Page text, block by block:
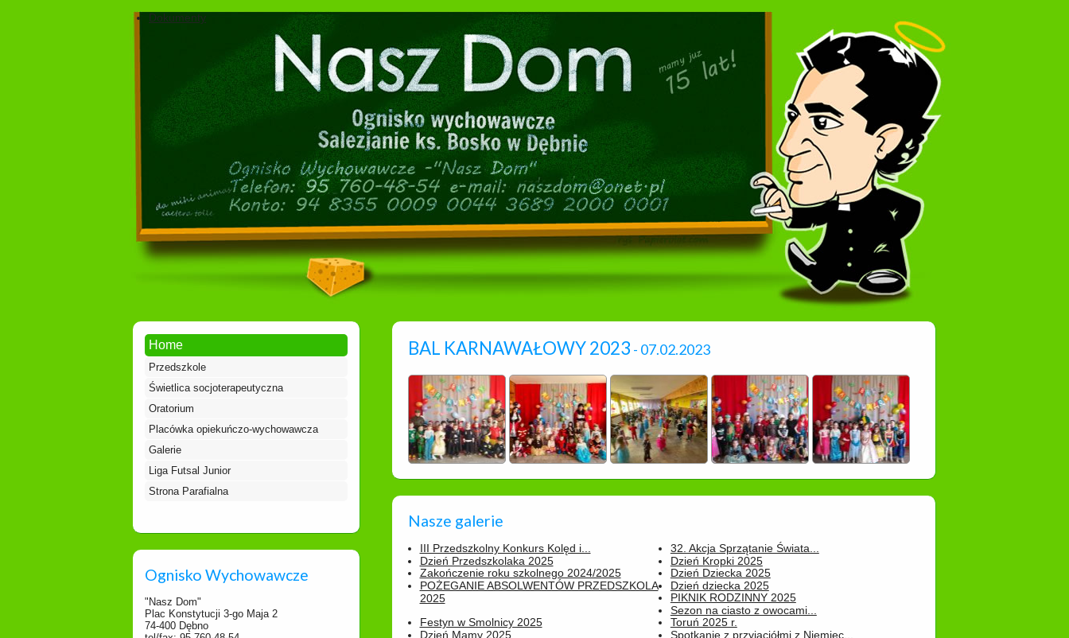
Dokumenty
Home
Przedszkole
Świetlica socjoterapeutyczna
Oratorium
Placówka opiekuńczo-wychowawcza
Galerie
Liga Futsal Junior
Strona Parafialna
Ognisko Wychowawcze
"Nasz Dom"
Plac Konstytucji 3-go Maja 2
74-400 Dębno
BAL KARNAWAŁOWY 2023 - 07.02.2023
Nasze galerie
III Przedszkolny Konkurs Kolęd i...
Dzień Przedszkolaka 2025
32. Akcja Sprzątanie Świata...
Dzień Kropki 2025
Zakończenie roku szkolnego 2024/2025
POŻEGANIE ABSOLWENTÓW PRZEDSZKOLA
2025
Dzień Dziecka 2025
Dzień dziecka 2025
PIKNIK RODZINNY 2025
Sezon na ciasto z owocami...
Festyn w Smolnicy 2025
Dzień Mamy 2025
Toruń 2025 r.
Spotkanie z przyjaciółmi z Niemiec...